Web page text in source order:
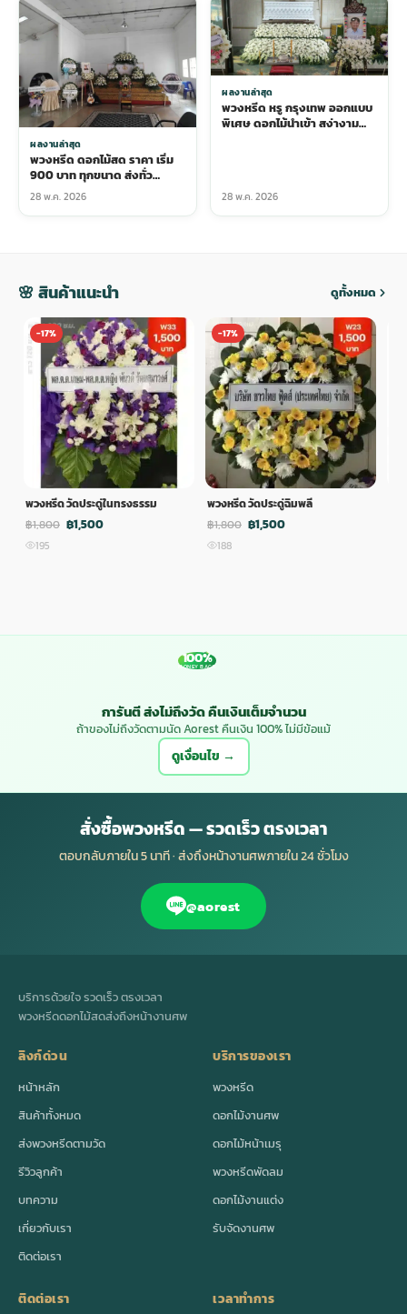
ผลงานล่าสุด
พวงหรีด ดอกไม้สด ราคา เริ่ม
900 บาท ทุกขนาด ส่งทั่ว
กรุงเทพ
28 พ.ค. 2026
ผลงานล่าสุด
พวงหรีด หรู กรุงเทพ ออกแบบ
พิเศษ ดอกไม้นำเข้า สง่างาม
28 พ.ค. 2026
🌸 สินค้าแนะนำ ดูทั้งหมด
-17%
พวงหรีด วัดประดู่ในทรงธรรม
฿1,800 ฿1,500
195
-17%
พวงหรีด วัดประดู่ฉิมพลี
฿1,800 ฿1,500
188
100%
MONEY BACK
การันตี ส่งไม่ถึงวัด คืนเงินเต็มจำนวน
ถ้าของไม่ถึงวัดตามนัด Aorest คืนเงิน 100% ไม่มีข้อแม้
ดูเงื่อนไข →
สั่งซื้อพวงหรีด — รวดเร็ว ตรงเวลา
ตอบกลับภายใน 5 นาที · ส่งถึงหน้างานศพภายใน 24 ชั่วโมง
@aorest
บริการด้วยใจ รวดเร็ว ตรงเวลา
พวงหรีดดอกไม้สดส่งถึงหน้างานศพ
ลิงก์ด่วน
หน้าหลัก
สินค้าทั้งหมด
ส่งพวงหรีดตามวัด
รีวิวลูกค้า
บทความ
เกี่ยวกับเรา
ติดต่อเรา
บริการของเรา
พวงหรีด
ดอกไม้งานศพ
ดอกไม้หน้าเมรุ
พวงหรีดพัดลม
ดอกไม้งานแต่ง
รับจัดงานศพ
ติดต่อเรา เวลาทำการ